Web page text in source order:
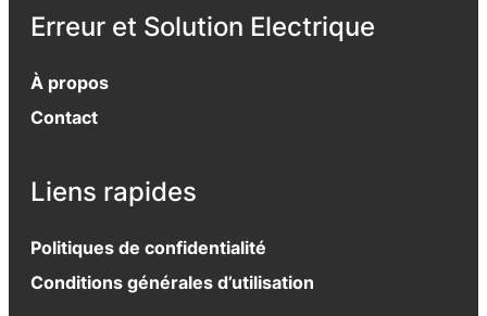
Erreur et Solution Electrique
À propos
Contact
Liens rapides
Politiques de confidentialité
Conditions générales d’utilisation